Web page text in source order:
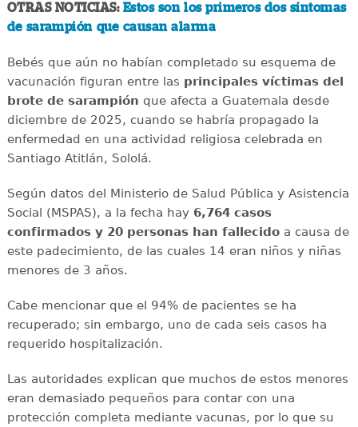
OTRAS NOTICIAS: Estos son los primeros dos síntomas
de sarampión que causan alarma
Bebés que aún no habían completado su esquema de
vacunación figuran entre las principales víctimas del
brote de sarampión que afecta a Guatemala desde
diciembre de 2025, cuando se habría propagado la
enfermedad en una actividad religiosa celebrada en
Santiago Atitlán, Sololá.
Según datos del Ministerio de Salud Pública y Asistencia
Social (MSPAS), a la fecha hay 6,764 casos
confirmados y 20 personas han fallecidoa causa de
este padecimiento, de las cuales 14 eran niños y niñas
menores de 3 años.
Cabe mencionar que el 94% de pacientes se ha
recuperado; sin embargo, uno de cada seis casos ha
requerido hospitalización.
Las autoridades explican que muchos de estos menores
eran demasiado pequeños para contar con una
protección completa mediante vacunas, por lo que su